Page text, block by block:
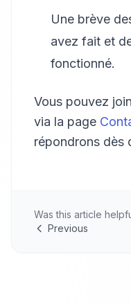
Une brève
avez fait et
fonctionné.
Vous pouvez
via la page
répondrons dès
Was this article
Previous